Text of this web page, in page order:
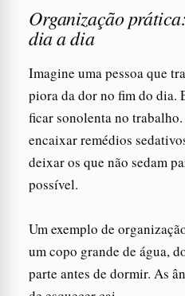
Organização
dia a dia
Imagine uma pessoa que
piora da dor no fim do dia.
ficar sonolenta no
encaixar remédios
deixar os que não sedam
possível.
Um exemplo de
um copo grande de água,
parte antes de dormir. As